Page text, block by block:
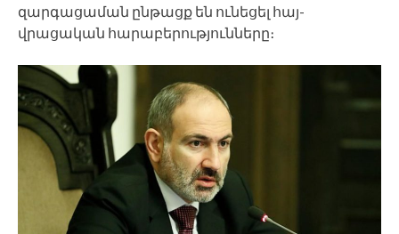
զարգացաման ընթացք են ունեցել հայ-
վրացական հարաբերությունները։